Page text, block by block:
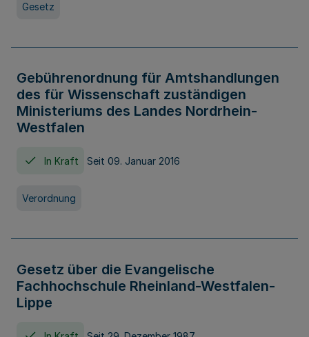
Gesetz
Gebührenordnung für Amtshandlungen
des für Wissenschaft zuständigen
Ministeriums des Landes Nordrhein-
Westfalen
In Kraft Seit 09. Januar 2016
Verordnung
Gesetz über die Evangelische
Fachhochschule Rheinland-Westfalen-
Lippe